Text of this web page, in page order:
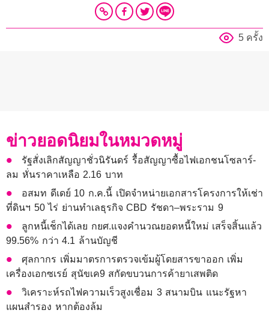
5 ครั้ง
ข่าวยอดนิยมในหมวดหมู่
รัฐสั่งเลิกสัญญาชั่วนิรันดร์ รื้อสัญญาซื้อไฟเอกชนโซลาร์-
ลม หั่นราคาเหลือ 2.16 บาท
อสมท ดีเดย์ 10 ก.ค.นี้ เปิดจำหน่ายเอกสารโครงการให้เช่า
ที่ดินฯ 50 ไร่ ย่านทำเลธุรกิจ CBD รัชดา–พระราม 9
ลูกหนี้เช็กได้เลย กยศ.แจงคำนวณยอดหนี้ใหม่ เสร็จสิ้นแล้ว
99.56% กว่า 4.1 ล้านบัญชี
ศุลกากร เพิ่มมาตรการตรวจเข้มผู้โดยสารขาออก เพิ่ม
เครื่องเอกซเรย์ สุนัขเค9 สกัดขบวนการค้ายาเสพติด
วิเคราะห์รถไฟความเร็วสูงเชื่อม 3 สนามบิน แนะรัฐหา
แผนสำรอง หากต้องล้ม